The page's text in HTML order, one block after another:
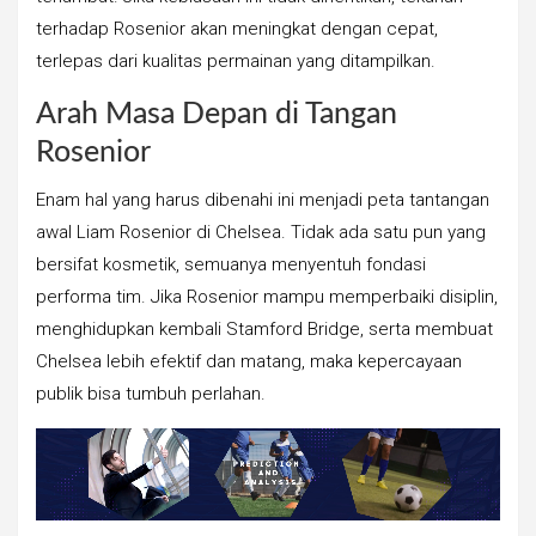
terhadap Rosenior akan meningkat dengan cepat,
terlepas dari kualitas permainan yang ditampilkan.
Arah Masa Depan di Tangan
Rosenior
Enam hal yang harus dibenahi ini menjadi peta tantangan
awal Liam Rosenior di Chelsea. Tidak ada satu pun yang
bersifat kosmetik, semuanya menyentuh fondasi
performa tim. Jika Rosenior mampu memperbaiki disiplin,
menghidupkan kembali Stamford Bridge, serta membuat
Chelsea lebih efektif dan matang, maka kepercayaan
publik bisa tumbuh perlahan.